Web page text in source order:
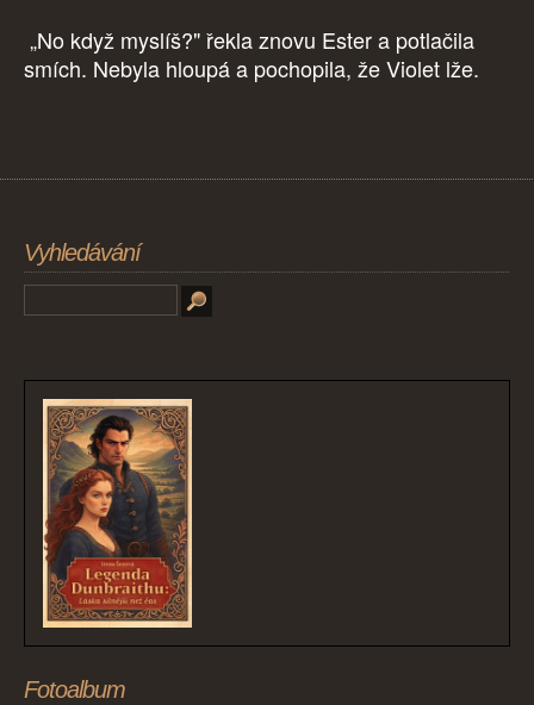
„No když myslíš?" řekla znovu Ester a potlačila
smích. Nebyla hloupá a pochopila, že Violet lže.
Vyhledávání
Fotoalbum